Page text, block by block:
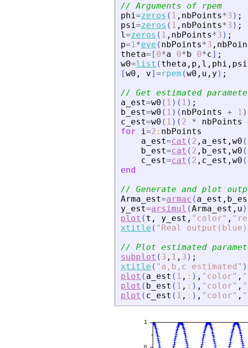
// Arguments of rpem
phi =zeros ( 1 , nbPoints*3 ) ;
psi =zeros ( 1 , nbPoints*3 ) ;
l =zeros ( 1 , nbPoints*3 ) ;
p=1 *eye ( nbPoints*3 ,
theta= [ 0*a 0*b 0*c] ;
w0=list ( theta , p , l , phi , psi
[w0 , v] =rpem (w0 , u , y ) ;
// Get estimated
a_est=w0 ( 1 ) ( 1 ) ;
b_est=w0 ( 1 ) ( nbPoints + 1 )
c_est=w0 ( 1 ) ( 2 * nbPoints
for
i =2 : nbPoints
a_est=cat ( 2 , a_est , w0 (
b_est=cat ( 2 , b_est , w0 (
c_est=cat ( 2 , c_est , w0 (
end
// Generate and plot
Arma_est=armac ( a_est ,
y_est=arsimul (Arma_est , u )
plot ( t , y_est , " color" , "
xtitle ( " Real
// Plot estimated
subplot ( 3 , 1 , 3 ) ;
xtitle ( " a,b,c estimated " )
plot ( a_est ( 1 , : ) , " color" , "
plot ( b_est ( 1 , : ) , " color" , "
plot ( c_est ( 1 , : ) , " color" , "